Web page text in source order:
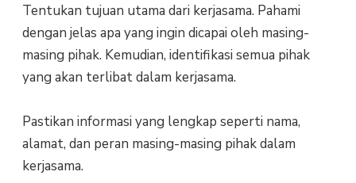
Tentukan tujuan utama dari kerjasama. Pahami
dengan jelas apa yang ingin dicapai oleh masing-
masing pihak. Kemudian, identifikasi semua pihak
yang akan terlibat dalam kerjasama.
Pastikan informasi yang lengkap seperti nama,
alamat, dan peran masing-masing pihak dalam
kerjasama.